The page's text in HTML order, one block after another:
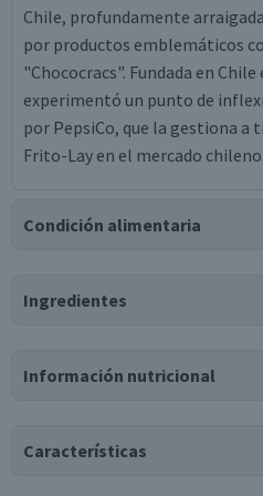
Chile, profundamente
por productos emblemáticos
"Chococracs". Fundada en
experimentó un punto de
por PepsiCo, que la gestiona a
Frito-Lay en el mercado chileno.
Condición alimentaria
Ingredientes
Información nutricional
Características